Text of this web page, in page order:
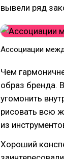
вывели ряд
Ассоциации
Чем
образ бренда.
угомонить
рисовать всю
из
Хороший